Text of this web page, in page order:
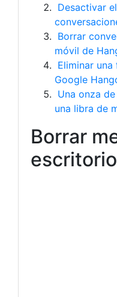
Desactivar
Borrar
móvil de
Eliminar
Google
Una onza
una libra de
Borrar
escritorio